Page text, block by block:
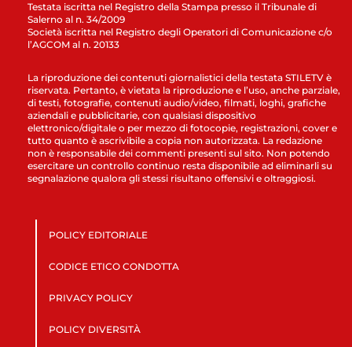
Testata iscritta nel Registro della Stampa presso il Tribunale di
Salerno al n. 34/2009
Società iscritta nel Registro degli Operatori di Comunicazione c/o
l’AGCOM al n. 20133
La riproduzione dei contenuti giornalistici della testata STILETV è
riservata. Pertanto, è vietata la riproduzione e l’uso, anche parziale,
di testi, fotografie, contenuti audio/video, filmati, loghi, grafiche
aziendali e pubblicitarie, con qualsiasi dispositivo
elettronico/digitale o per mezzo di fotocopie, registrazioni, cover e
tutto quanto è ascrivibile a copia non autorizzata. La redazione
non è responsabile dei commenti presenti sul sito. Non potendo
esercitare un controllo continuo resta disponibile ad eliminarli su
segnalazione qualora gli stessi risultano offensivi e oltraggiosi.
POLICY EDITORIALE
CODICE ETICO CONDOTTA
PRIVACY POLICY
POLICY DIVERSITÀ